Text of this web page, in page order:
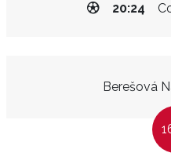
20:24
Berešová